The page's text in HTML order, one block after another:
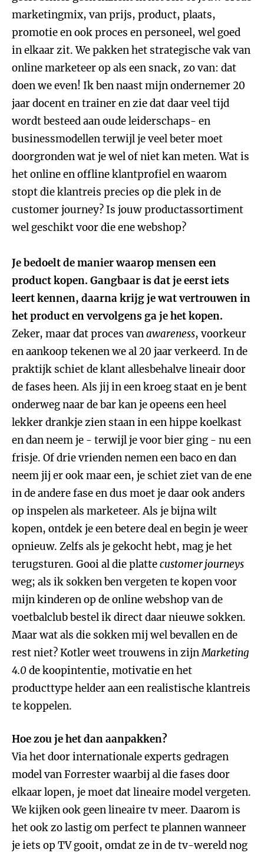
marketingmix, van prijs, product, plaats,
promotie en ook proces en personeel, wel goed
in elkaar zit. We pakken het strategische vak van
online marketeer op als een snack, zo van: dat
doen we even! Ik ben naast mijn ondernemer 20
jaar docent en trainer en zie dat daar veel tijd
wordt besteed aan oude leiderschaps- en
businessmodellen terwijl je veel beter moet
doorgronden wat je wel of niet kan meten. Wat is
het online en offline klantprofiel en waarom
stopt die klantreis precies op die plek in de
customer journey? Is jouw productassortiment
wel geschikt voor die ene webshop?
Je bedoelt de manier waarop mensen een
product kopen. Gangbaar is dat je eerst iets
leert kennen, daarna krijg je wat vertrouwen in
het product en vervolgens ga je het kopen.
Zeker, maar dat proces vanawareness, voorkeur
en aankoop tekenen we al 20 jaar verkeerd. In de
praktijk schiet de klant allesbehalve lineair door
de fases heen. Als jij in een kroeg staat en je bent
onderweg naar de bar kan je opeens een heel
lekker drankje zien staan in een hippe koelkast
en dan neem je - terwijl je voor bier ging - nu een
frisje. Of drie vrienden nemen een baco en dan
neem jij er ook maar een, je schiet ziet van de ene
in de andere fase en dus moet je daar ook anders
op inspelen als marketeer. Als je bijna wilt
kopen, ontdek je een betere deal en begin je weer
opnieuw. Zelfs als je gekocht hebt, mag je het
terugsturen. Gooi al die plattecustomer journeys
weg; als ik sokken ben vergeten te kopen voor
mijn kinderen op de online webshop van de
voetbalclub bestel ik direct daar nieuwe sokken.
Maar wat als die sokken mij wel bevallen en de
rest niet? Kotler weet trouwens in zijnMarketing
4.0de koopintentie, motivatie en het
producttype helder aan een realistische klantreis
te koppelen.
Hoe zou je het dan aanpakken?
Via het door internationale experts gedragen
model van Forrester waarbij al die fases door
elkaar lopen, je moet dat lineaire model vergeten.
We kijken ook geen lineaire tv meer. Daarom is
het ook zo lastig om perfect te plannen wanneer
je iets op TV gooit, omdat ze in de tv-wereld nog